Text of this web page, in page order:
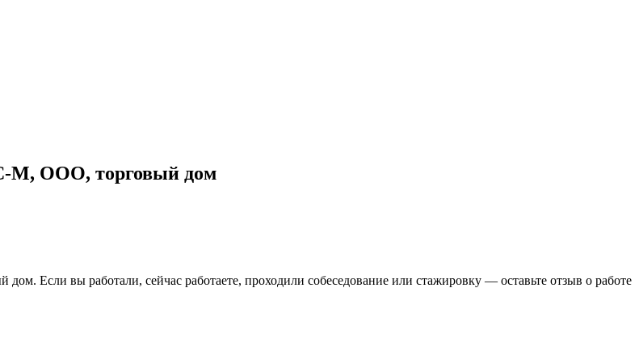
М, ООО, торговый дом
Если вы работали, сейчас работаете, проходили собеседование или стажировку — оставьте отзыв о работе